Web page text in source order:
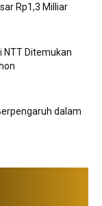
Rp1,3 Milliar
NTT Ditemukan
dalam